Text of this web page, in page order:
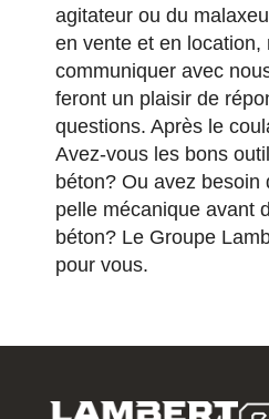
agitateur ou du
en vente et en location,
communiquer avec
feront un plaisir de
questions. Après le
Avez-vous les bons
béton? Ou avez besoin
pelle mécanique avant
béton? Le Groupe
pour vous.